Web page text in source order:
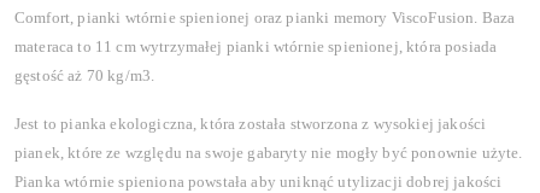
Comfort, pianki wtórnie spienionej oraz pianki memory ViscoFusion. Baza
materaca to 11 cm wytrzymałej pianki wtórnie spienionej, która posiada
gęstość aż 70 kg/m3.
Jest to pianka ekologiczna, która została stworzona z wysokiej jakości
pianek, które ze względu na swoje gabaryty nie mogły być ponownie użyte.
Pianka wtórnie spieniona powstała aby uniknąć utylizacji dobrej jakości